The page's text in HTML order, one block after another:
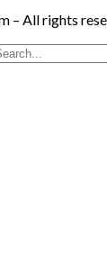
– All rights